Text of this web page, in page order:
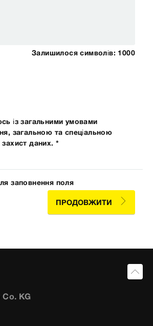
Залишилося символів: 1000
із загальними умовами
загальною та спеціальною
даних. *
заповнення поля
ПРОДОВЖИТИ
KG